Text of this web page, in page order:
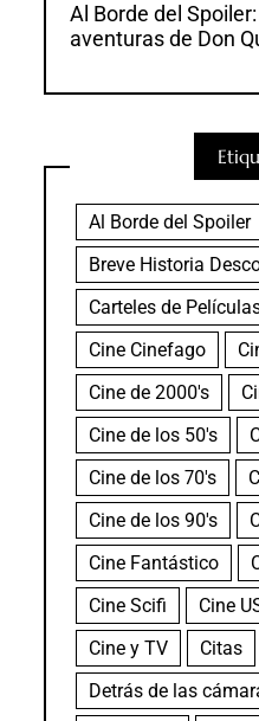
Al Borde del
aventuras de Don
Al Borde del Spoiler
Breve Historia
Carteles de
Cine Cinefago
Cine de 2000's
Cine de los 50's
Cine de los 70's
Cine de los 90's
Cine Fantástico
Cine Scifi
Cine
Cine y TV
Citas
Detrás de las